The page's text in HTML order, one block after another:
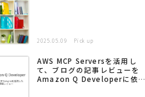
2025.05.09 Pick up
AWS MCP Serversを活用し
て、ブログの記事レビューを
Amazon Q Developerに依頼